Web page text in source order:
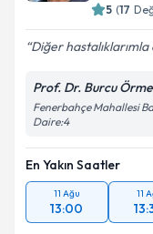
5 (17
Diğer
Prof. Dr. Burcu
Fenerbahçe Mahallesi
Daire:4
En Yakın Saatler
11 Ağu
13:00
11